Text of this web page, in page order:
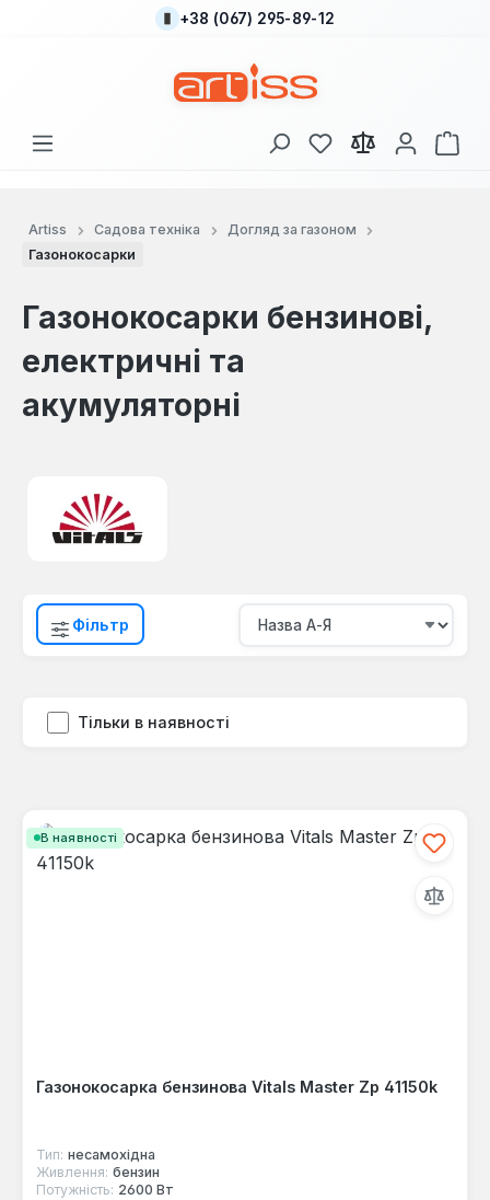
Перейти до основного вмісту
+38 (067) 295-89-12
У вас є 0 у списку
Artiss Садова техніка
Догляд за газоном
Газонокосарки
Газонокосарки бензинові,
електричні та
акумуляторні
Фільтр
Тільки в наявності
В наявності
Газонокосарка бензинова Vitals Master Zp 41150k
Тип: несамохідна
Живлення: бензин
Потужність: 2600 Вт